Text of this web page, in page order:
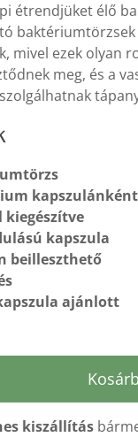
étrendjüket élő
mivel ezek olyan
meg, és a
kapszulánként
kapszula
beilleszthető
ajánlott
kiszállítás